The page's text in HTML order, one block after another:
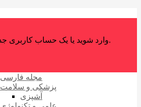
وارد شوید یا یک حساب کاربری جدید ایجاد کنید.
مجله فارسی
پزشکی و سلامت
آشپزی